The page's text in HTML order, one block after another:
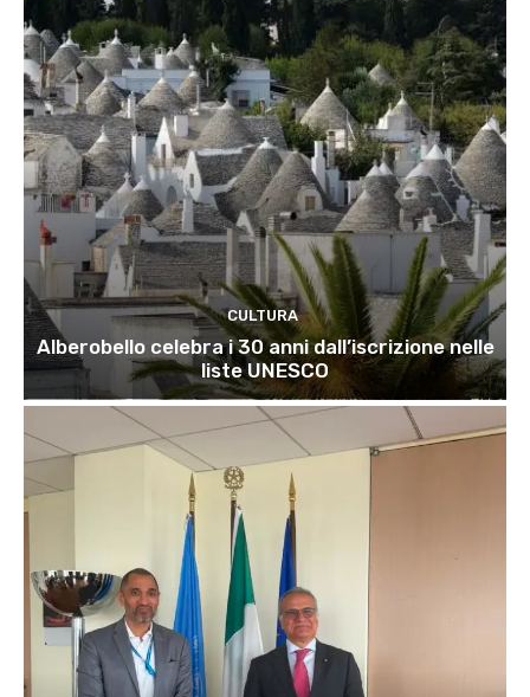
CULTURA
Alberobello celebra i 30 anni dall’iscrizione nelle
liste UNESCO